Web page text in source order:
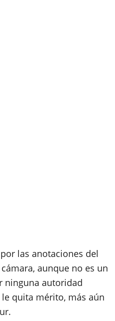
las anotaciones del
aunque no es un
ninguna autoridad
quita mérito, más aún